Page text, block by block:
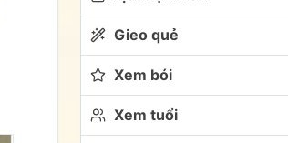
Gieo quẻ
Xem bói
Xem tuổi